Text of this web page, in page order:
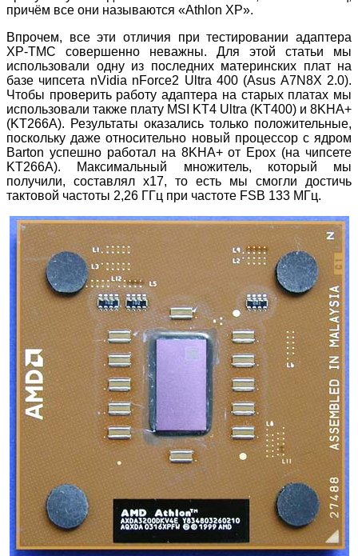
причём все они называются «Athlon XP».
Впрочем, все эти отличия при тестировании адаптера
XP-TMC совершенно неважны. Для этой статьи мы
использовали одну из последних материнских плат на
базе чипсета nVidia nForce2 Ultra 400 (Asus A7N8X 2.0).
Чтобы проверить работу адаптера на старых платах мы
использовали также плату MSI KT4 Ultra (KT400) и 8KHA+
(KT266A). Результаты оказались только положительные,
поскольку даже относительно новый процессор с ядром
Barton успешно работал на 8KHA+ от Epox (на чипсете
KT266A). Максимальный множитель, который мы
получили, составлял x17, то есть мы смогли достичь
тактовой частоты 2,26 ГГц при частоте FSB 133 МГц.